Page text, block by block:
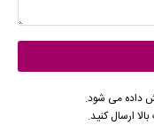
داده می شود.
ارسال کنید.